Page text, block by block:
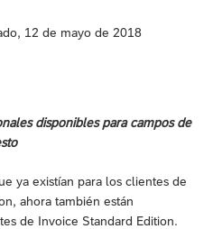
12 de mayo de 2018
disponibles para campos de
ya existían para los clientes de
ahora también están
de Invoice Standard Edition.